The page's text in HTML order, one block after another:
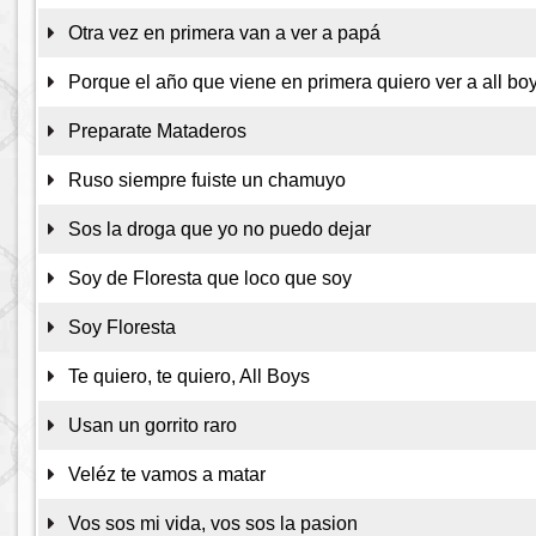
Otra vez en primera van a ver a papá
Porque el año que viene en primera quiero ver a all
Preparate Mataderos
Ruso siempre fuiste un chamuyo
Sos la droga que yo no puedo dejar
Soy de Floresta que loco que soy
Soy Floresta
Te quiero, te quiero, All Boys
Usan un gorrito raro
Veléz te vamos a matar
Vos sos mi vida, vos sos la pasion